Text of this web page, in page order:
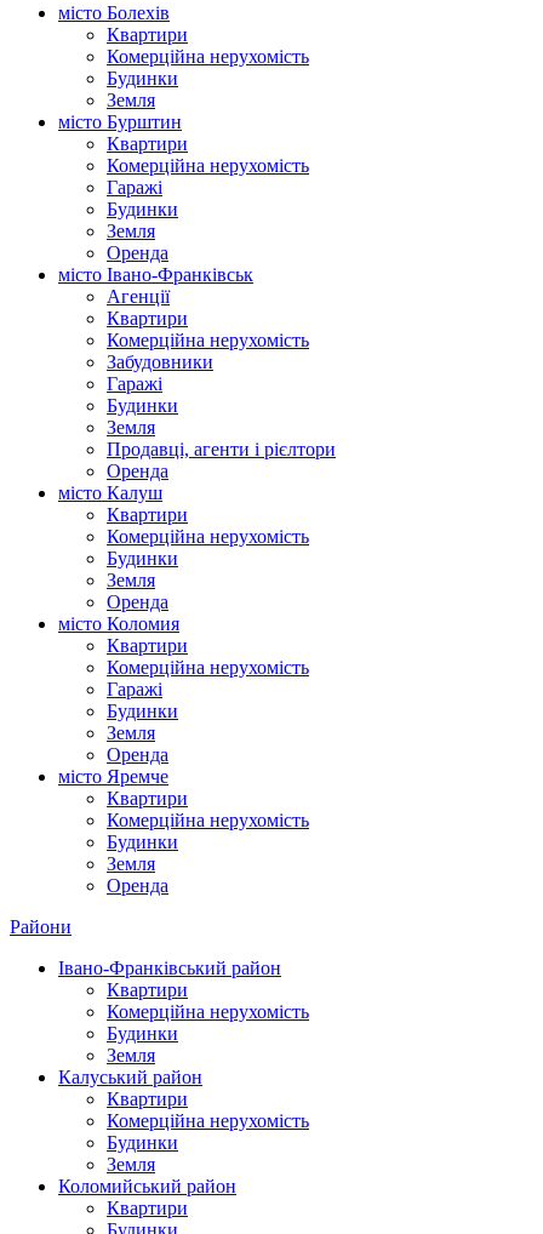
місто Болехів
Квартири
Комерційна нерухомість
Будинки
Земля
місто Бурштин
Квартири
Комерційна нерухомість
Гаражі
Будинки
Земля
Оренда
місто Івано-Франківськ
Агенції
Квартири
Комерційна нерухомість
Забудовники
Гаражі
Будинки
Земля
Продавці, агенти і рієлтори
Оренда
місто Калуш
Квартири
Комерційна нерухомість
Будинки
Земля
Оренда
місто Коломия
Квартири
Комерційна нерухомість
Гаражі
Будинки
Земля
Оренда
місто Яремче
Квартири
Комерційна нерухомість
Будинки
Земля
Оренда
Райони
Івано-Франківський район
Квартири
Комерційна нерухомість
Будинки
Земля
Калуський район
Квартири
Комерційна нерухомість
Будинки
Земля
Коломийський район
Квартири
Будинки